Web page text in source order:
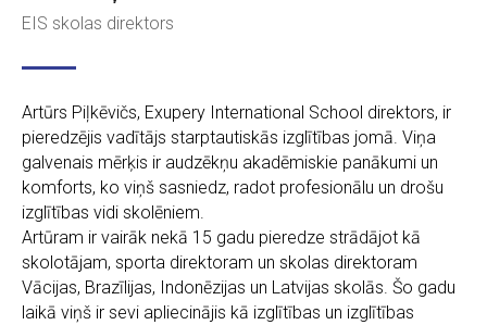
EIS skolas direktors
Artūrs Piļkēvičs, Exupery International School direktors, ir
pieredzējis vadītājs starptautiskās izglītības jomā. Viņa
galvenais mērķis ir audzēkņu akadēmiskie panākumi un
komforts, ko viņš sasniedz, radot profesionālu un drošu
izglītības vidi skolēniem.
Artūram ir vairāk nekā 15 gadu pieredze strādājot kā
skolotājam, sporta direktoram un skolas direktoram
Vācijas, Brazīlijas, Indonēzijas un Latvijas skolās. Šo gadu
laikā viņš ir sevi apliecinājis kā izglītības un izglītības